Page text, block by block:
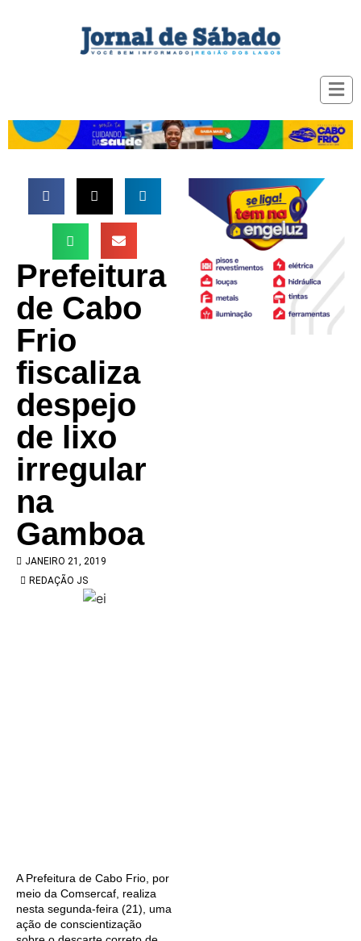
Prefeitura
de Cabo
Frio
fiscaliza
despejo
de lixo
irregular
na
Gamboa
JANEIRO 21, 2019
REDAÇÃO JS
A Prefeitura de Cabo Frio, por
meio da Comsercaf, realiza
nesta segunda-feira (21), uma
ação de conscientização